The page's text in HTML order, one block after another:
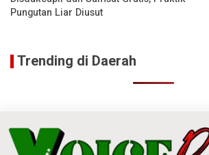
Pungutan Liar Diusut
Trending di Daerah